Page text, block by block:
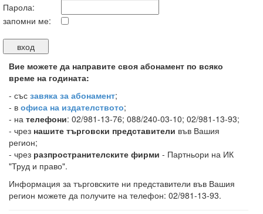
Парола:
запомни ме:
Вие можете да направите своя абонамент по всяко
време на годината:
- със завяка за абонамент;
- в офиса на издателството;
- на телефони: 02/981-13-76; 088/240-03-10; 02/981-13-93;
- чрез нашите търговски представители във Вашия
регион;
- чрез разпространителските фирми - Партньори на ИК
"Труд и право".
Информация за търговските ни представители във Вашия
регион можете да получите на телефон: 02/981-13-93.